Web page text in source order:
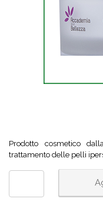
Prodotto cosmetico
trattamento delle pelli